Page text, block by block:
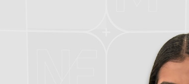
Programación